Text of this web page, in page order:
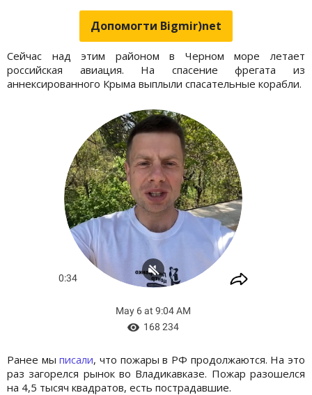
Допомогти Bigmir)net
Сейчас над этим районом в Черном море летает
российская авиация. На спасение фрегата из
аннексированного Крыма выплыли спасательные корабли.
Ранее мыписали, что пожары в РФ продолжаются. На это
раз загорелся рынок во Владикавказе. Пожар разошелся
на 4,5 тысяч квадратов, есть пострадавшие.